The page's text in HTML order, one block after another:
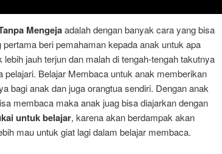
Mengejaadalah dengan banyak cara yang bisa
beri pemahaman kepada anak untuk apa
jauh terjun dan malah di tengah-tengah takutnya
pelajari. Belajar Membaca untuk anak memberikan
bagi anak dan juga orangtua sendiri. Dengan anak
membaca maka anak juag bisa diajarkan dengan
untuk belajar, karena akan berdampak akan
mau untuk giat lagi dalam belajar membaca.